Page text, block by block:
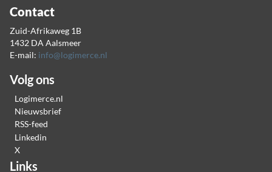
Contact
Zuid-Afrikaweg 1B
1432 DA Aalsmeer
E-mail: info@logimerce.nl
Volg ons
Logimerce.nl
Nieuwsbrief
RSS-feed
Linkedin
X
Links